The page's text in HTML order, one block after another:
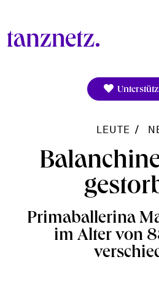
LEUTE
Primaballerina
im Alter von